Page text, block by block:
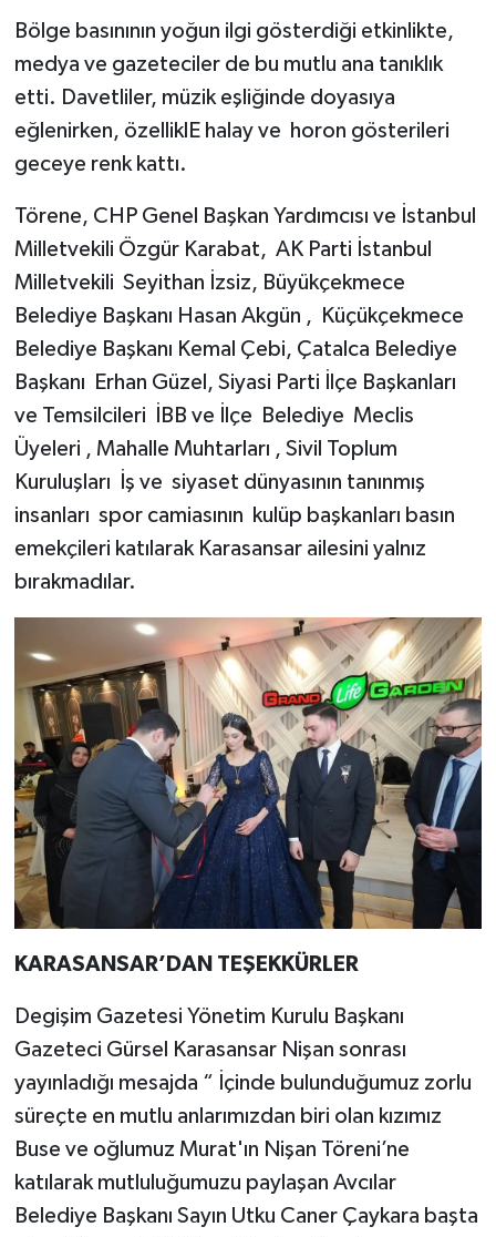
Bölge basınının yoğun ilgi gösterdiği etkinlikte,
medya ve gazeteciler de bu mutlu ana tanıklık
etti. Davetliler, müzik eşliğinde doyasıya
eğlenirken, özelliklE halay ve horon gösterileri
geceye renk kattı.
Törene, CHP Genel Başkan Yardımcısı ve İstanbul
Milletvekili Özgür Karabat, AK Parti İstanbul
Milletvekili Seyithan İzsiz, Büyükçekmece
Belediye Başkanı Hasan Akgün , Küçükçekmece
Belediye Başkanı Kemal Çebi, Çatalca Belediye
Başkanı Erhan Güzel, Siyasi Parti İlçe Başkanları
ve Temsilcileri İBB ve İlçe Belediye Meclis
Üyeleri , Mahalle Muhtarları , Sivil Toplum
Kuruluşları İş ve siyaset dünyasının tanınmış
insanları spor camiasının kulüp başkanları basın
emekçileri katılarak Karasansar ailesini yalnız
bırakmadılar.
KARASANSAR’DAN TEŞEKKÜRLER
Degişim Gazetesi Yönetim Kurulu Başkanı
Gazeteci Gürsel Karasansar Nişan sonrası
yayınladığı mesajda “ İçinde bulunduğumuz zorlu
süreçte en mutlu anlarımızdan biri olan kızımız
Buse ve oğlumuz Murat'ın Nişan Töreni’ne
katılarak mutluluğumuzu paylaşan Avcılar
Belediye Başkanı Sayın Utku Caner Çaykara başta